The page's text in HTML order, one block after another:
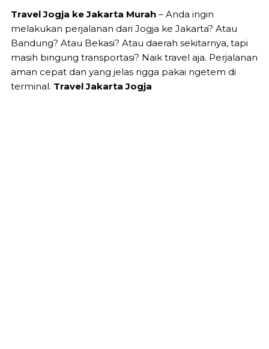
Travel Jogja ke Jakarta Murah – Anda ingin
melakukan perjalanan dari Jogja ke Jakarta? Atau
Bandung? Atau Bekasi? Atau daerah sekitarnya, tapi
masih bingung transportasi? Naik travel aja. Perjalanan
aman cepat dan yang jelas ngga pakai ngetem di
terminal. Travel Jakarta Jogja